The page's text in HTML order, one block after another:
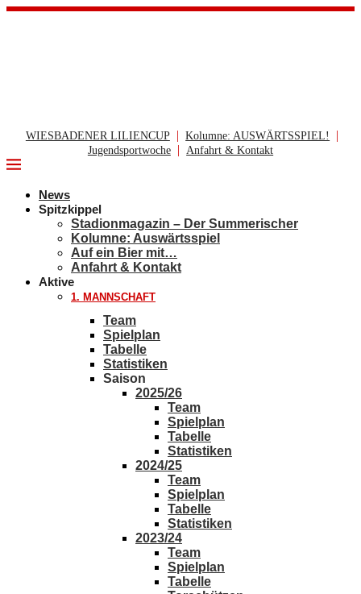
WIESBADENER LILIENCUP | Kolumne: AUSWÄRTSSPIEL! |
Jugendsportwoche | Anfahrt & Kontakt
News
Spitzkippel
Stadionmagazin – Der Summerischer
Kolumne: Auswärtsspiel
Auf ein Bier mit…
Anfahrt & Kontakt
Aktive
1. MANNSCHAFT
Team
Spielplan
Tabelle
Statistiken
Saison
2025/26
Team
Spielplan
Tabelle
Statistiken
2024/25
Team
Spielplan
Tabelle
Statistiken
2023/24
Team
Spielplan
Tabelle